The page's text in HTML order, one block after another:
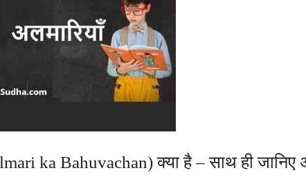
ka Bahuvachan) क्या है – साथ ही जानिए